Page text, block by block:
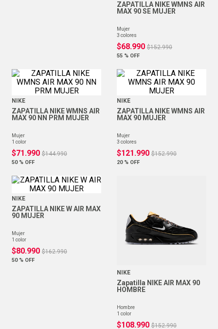
ZAPATILLA NIKE WMNS AIR
MAX 90 SE MUJER
mujer
3 colores
$68.990 $152.990
55 % OFF
NIKE
ZAPATILLA NIKE WMNS AIR
MAX 90 NN PRM MUJER
mujer
1 color
$71 .990 $144.990
50 % OFF
NIKE
ZAPATILLA NIKE WMNS AIR
MAX 90 MUJER
mujer
3 colores
$121 .990 $152.990
20 % OFF
NIKE
ZAPATILLA NIKE W AIR MAX
90 MUJER
mujer
1 color
$80.990 $162.990
50 % OFF
NIKE
Zapatilla NIKE AIR MAX 90
HOMBRE
hombre
1 color
$108.990 $152.990